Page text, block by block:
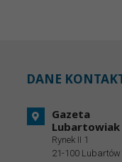
DANE
Gazeta
Lubartowiak
Rynek II 1
21-100 Lubartów